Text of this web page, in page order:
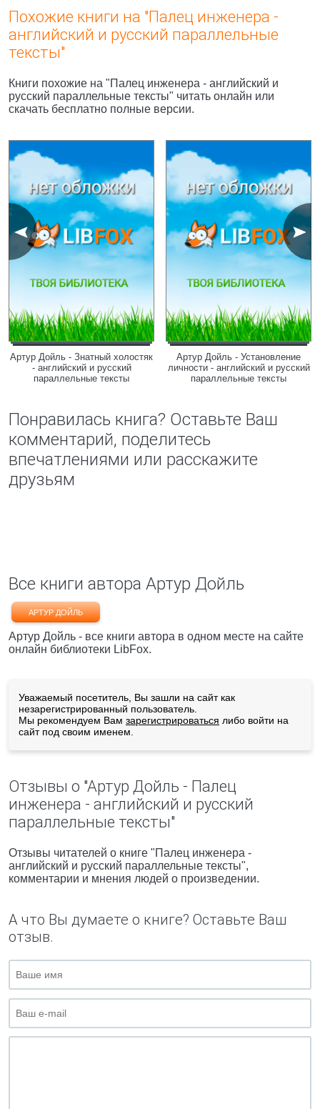
Похожие книги на "Палец инженера -
английский и русский параллельные
тексты"
Книги похожие на "Палец инженера - английский и
русский параллельные тексты" читать онлайн или
скачать бесплатно полные версии.
Артур Дойль - Знатный холостяк
- английский и русский
параллельные тексты
Артур Дойль - Установление
личности - английский и русский
параллельные тексты
Понравилась книга? Оставьте Ваш
комментарий, поделитесь
впечатлениями или расскажите
друзьям
Все книги автора Артур Дойль
АРТУР ДОЙЛЬ
Артур Дойль - все книги автора в одном месте на сайте
онлайн библиотеки LibFox.
Уважаемый посетитель, Вы зашли на сайт как
незарегистрированный пользователь.
Мы рекомендуем Вам зарегистрироваться либо войти на
сайт под своим именем.
Отзывы о "Артур Дойль - Палец
инженера - английский и русский
параллельные тексты"
Отзывы читателей о книге "Палец инженера -
английский и русский параллельные тексты",
комментарии и мнения людей о произведении.
А что Вы думаете о книге? Оставьте Ваш
отзыв.